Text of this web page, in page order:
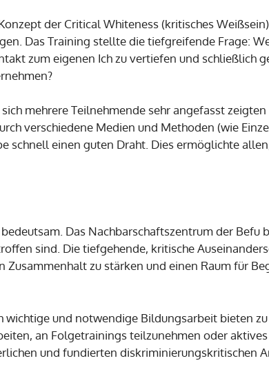
der Critical Whiteness (kritisches
Das Training stellte die tiefgreifende Frage:
zum eigenen Ich zu vertiefen und schließlich
mehrere Teilnehmende sehr angefasst
verschiedene Medien und Methoden (wie
schnell einen guten Draht. Dies ermöglichte
Das Nachbarschaftszentrum der Befu
sind. Die tiefgehende, kritische
zu stärken und einen Raum für
und notwendige Bildungsarbeit bieten
an Folgetrainings teilzunehmen oder
und fundierten diskriminierungskritischen